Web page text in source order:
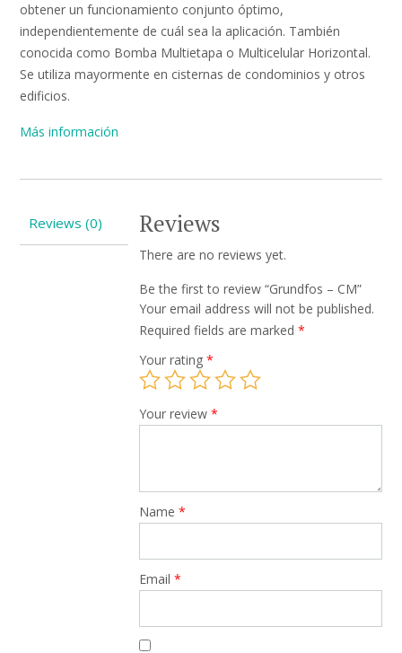
obtener un funcionamiento conjunto óptimo,
independientemente de cuál sea la aplicación. También
conocida como Bomba Multietapa o Multicelular Horizontal.
Se utiliza mayormente en cisternas de condominios y otros
edificios.
Más información
Reviews (0) Reviews
There are no reviews yet.
Be the first to review “Grundfos – CM”
Your email address will not be published.
Required fields are marked*
Your rating*
Your review*
Name*
Email*